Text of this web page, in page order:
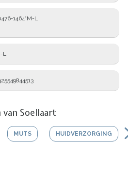
1464*M-L
L
Soellaart
MUTS HUIDVERZORGING